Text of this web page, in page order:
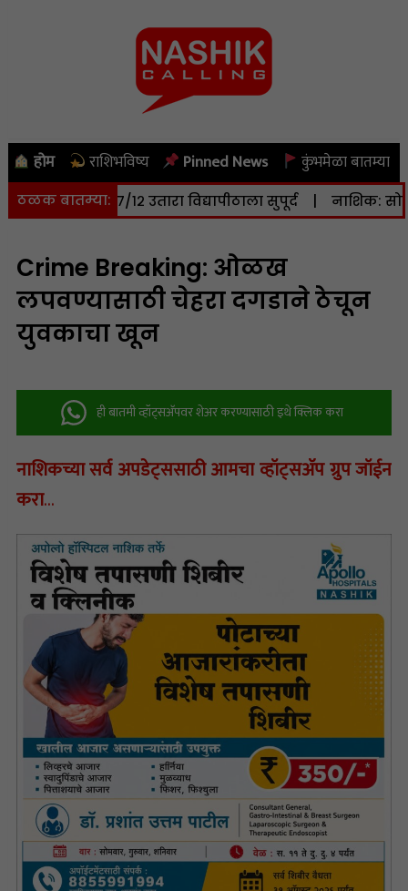
होम राशिभविष्य Pinned News कुंभमेळा बातम्या
ठळक बातम्या:
७/१२ उतारा विद्यापीठाला सुपूर्द | नाशिक: सोमवारी
Crime Breaking: ओळख
लपवण्यासाठी चेहरा दगडाने ठेचून
युवकाचा खून
ही बातमी व्हॉट्सअ‍ॅपवर शेअर करण्यासाठी इथे क्लिक करा
नाशिकच्या सर्व अपडेट्ससाठी आमचा व्हॉट्सअ‍ॅप ग्रुप जॉईन
करा…